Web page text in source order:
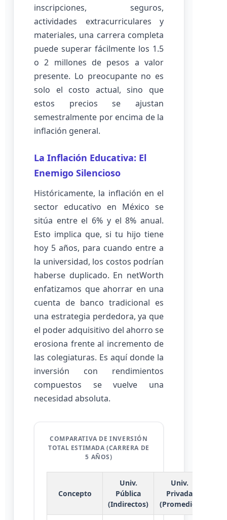
inscripciones, seguros,
actividades extracurriculares y
materiales, una carrera completa
puede superar fácilmente los 1.5
o 2 millones de pesos a valor
presente. Lo preocupante no es
solo el costo actual, sino que
estos precios se ajustan
semestralmente por encima de la
inflación general.
La Inflación Educativa: El
Enemigo Silencioso
Históricamente, la inflación en el
sector educativo en México se
sitúa entre el 6% y el 8% anual.
Esto implica que, si tu hijo tiene
hoy 5 años, para cuando entre a
la universidad, los costos podrían
haberse duplicado. En netWorth
enfatizamos que ahorrar en una
cuenta de banco tradicional es
una estrategia perdedora, ya que
el poder adquisitivo del ahorro se
erosiona frente al incremento de
las colegiaturas. Es aquí donde la
inversión con rendimientos
compuestos se vuelve una
necesidad absoluta.
COMPARATIVA DE INVERSIÓN
TOTAL ESTIMADA (CARRERA DE
5 AÑOS)
Concepto
Univ.
Pública
(Indirectos)
Univ.
Privada
(Promedio)